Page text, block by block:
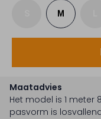
M
Maatadvies
Het model is 1 meter
pasvorm is